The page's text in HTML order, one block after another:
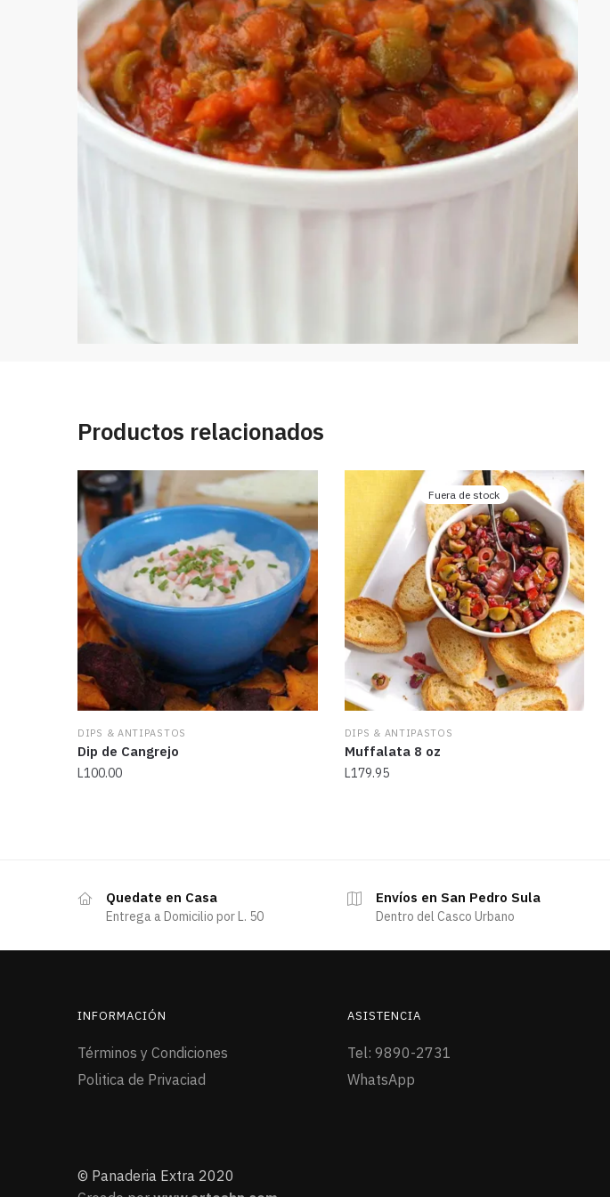
Productos relacionados
DIPS & ANTIPASTOS
Dip de Cangrejo
L100.00
Fuera de stock
DIPS & ANTIPASTOS
Muffalata 8 oz
L179.95
Quedate en Casa
Entrega a Domicilio por L. 50
Envíos en San Pedro Sula
Dentro del Casco Urbano
INFORMACIÓN
Términos y Condiciones
Politica de Privaciad
ASISTENCIA
Tel: 9890-2731
WhatsApp
© Panaderia Extra 2020